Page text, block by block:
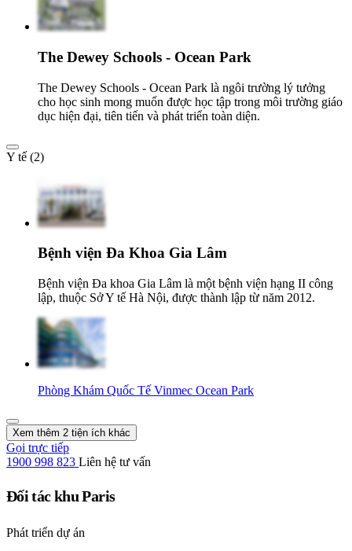
The Dewey Schools - Ocean Park
The Dewey Schools - Ocean Park là ngôi trường lý tưởng
cho học sinh mong muốn được học tập trong môi trường giáo
dục hiện đại, tiên tiến và phát triển toàn diện.
Y tế (2)
Bệnh viện Đa Khoa Gia Lâm
Bệnh viện Đa khoa Gia Lâm là một bệnh viện hạng II công
lập, thuộc Sở Y tế Hà Nội, được thành lập từ năm 2012.
Phòng Khám Quốc Tế Vinmec Ocean Park
Xem thêm 2 tiện ích khác
Gọi trực tiếp
1900 998 823 Liên hệ tư vấn
Đối tác khu Paris
Phát triển dự án